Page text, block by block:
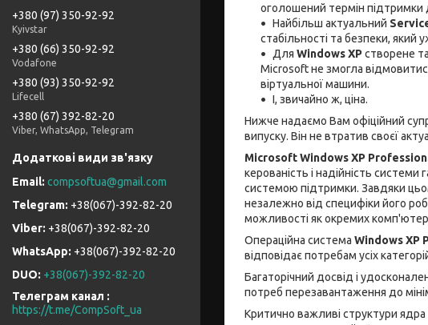
оголошений термін підтримки
Найбільш актуальний
стабільності та безпеки,
Для Windows XP створене
Microsoft не змогла
віртуальної машини.
І, звичайно ж, ціна.
Нижче надаємо Вам офіційний
випуску. Він не втратив своєї
Microsoft Windows XP
керованість і надійність
системою підтримки. Завдяки
незалежно від специфіки його
можливості як окремих
Операційна система Windows XP
відповідає потребам усіх
Багаторічний досвід і
потреб перезавантаження до
Критично важливі структури
+380 (97) 350-92-92
Kyivstar
+380 (66) 350-92-92
Vodafone
+380 (93) 350-92-92
Lifecell
+380 (67) 392-82-20
Viber, WhatsApp, Telegram
compsoftua@gmail.com
+38(067)-392-82-20
+38(067)-392-82-20
+38(067)-392-82-20
DUO +38(067)-392-82-20
Телеграм канал
https://t.me/CompSoft_ua